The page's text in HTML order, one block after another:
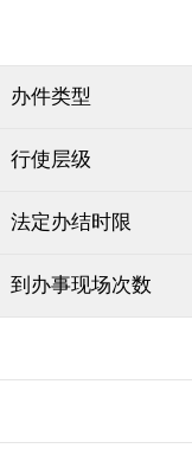
办件类型
行使层级
法定办结时限
到办事现场次数